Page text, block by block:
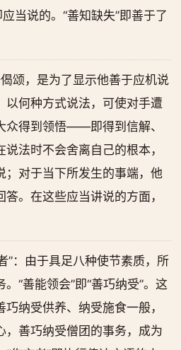
当说的。“善知缺失”即善于了
颂，是为了显示他善于应机说
以何种方式说法，可使对手遭
众得到领悟——即得到信解、
法时不会舍离自己的根本，
；对于当下所发生的事端，他
。在这些应当讲说的方面，
”：由于具足八种使节素质，所
“善能领会”即“善巧纳受”。这
纳受供养、纳受施食一般，
，善巧纳受僧团的事务，成为